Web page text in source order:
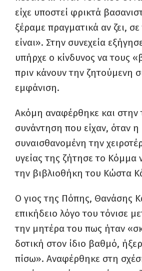
είχε υποστεί φρικτά
ξέραμε πραγματικά αν ζει,
είναι». Στην συνεχεία
υπήρχε ο κίνδυνος να τους
πριν κάνουν την ζητούμενη
εμφάνιση.
Ακόμη αναφέρθηκε και στην
συνάντηση που είχαν, όταν
συναισθανομένη την
υγείας της ζήτησε το Κόμμα
την βιβλιοθήκη του Κώστα
Ο γιος της Πόπης, Θανάσης
επικήδειο λόγο του τόνισε
την μητέρα του πως ήταν
δοτική στον ίδιο βαθμό,
πίσω». Αναφέρθηκε στη